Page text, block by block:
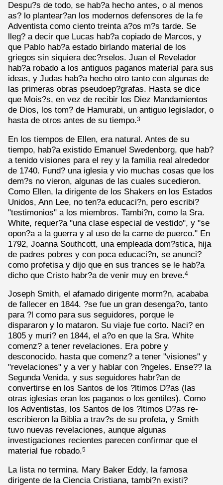
Despu?s de todo, se hab?a hecho antes, o al menos
as? lo plantear?an los modernos defensores de la fe
Adventista como ciento treinta a?os m?s tarde. Se
lleg? a decir que Lucas hab?a copiado de Marcos, y
que Pablo hab?a estado birlando material de los
griegos sin siquiera dec?rselos. Juan el Revelador
hab?a robado a los antiguos paganos material para sus
ideas, y Judas hab?a hecho otro tanto con algunas de
las primeras obras pseudoep?grafas. Hasta se dice
que Mois?s, en vez de recibir los Diez Mandamientos
de Dios, los tom? de Hamurabi, un antiguo legislador, o
hasta de otros antes de su tiempo.3
En los tiempos de Ellen, era natural. Antes de su
tiempo, hab?a existido Emanuel Swedenborg, que hab?
a tenido visiones para el rey y la familia real alrededor
de 1740. Fund? una iglesia y vio muchas cosas que los
dem?s no vieron, algunas de las cuales sucedieron.
Como Ellen, la dirigente de los Shakers en los Estados
Unidos, Ann Lee, no ten?a educaci?n, pero escribi?
"testimonios" a los miembros. Tambi?n, como la Sra.
White, requer?a "una clase especial de vestido", y "se
opon?a a la guerra y al uso de la carne de puerco." En
1792, Joanna Southcott, una empleada dom?stica, hija
de padres pobres y con poca educaci?n, se anunci?
como profetisa y dijo que en sus trances se le hab?a
dicho que Cristo habr?a de venir muy en breve.4
Joseph Smith, el afamado dirigente morm?n, acababa
de fallecer en 1844. ?se fue un gran desenga?o, tanto
para ?l como para sus seguidores, porque le
dispararon y lo mataron. Su viaje fue corto. Naci? en
1805 y muri? en 1844, el a?o en que la Sra. White
comenz? a tener revelaciones. Era pobre y
desconocido, hasta que comenz? a tener "visiones" y
"revelaciones" y a ver y hablar con ?ngeles. Ense?? la
Segunda Venida, y sus seguidores habr?an de
convertirse en los Santos de los ?ltimos D?as (las
otras iglesias eran los paganos o los gentiles). Como
los Adventistas, los Santos de los ?ltimos D?as re-
escribieron la Biblia a trav?s de su profeta, y Smith
tuvo nuevas revelaciones, aunque algunas
investigaciones recientes parecen confirmar que el
material fue robado.5
La lista no termina. Mary Baker Eddy, la famosa
dirigente de la Ciencia Cristiana, tambi?n existi?